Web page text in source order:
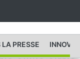
LA PRESSE